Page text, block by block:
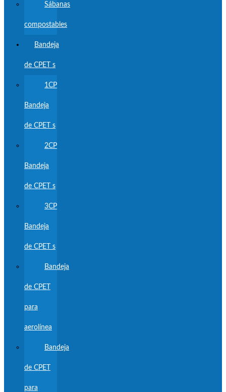
Sábanas
compostables
Bandeja
de CPET s
1CP
Bandeja
de CPET s
2CP
Bandeja
de CPET s
3CP
Bandeja
de CPET s
Bandeja
de CPET
para
aerolínea
Bandeja
de CPET
para